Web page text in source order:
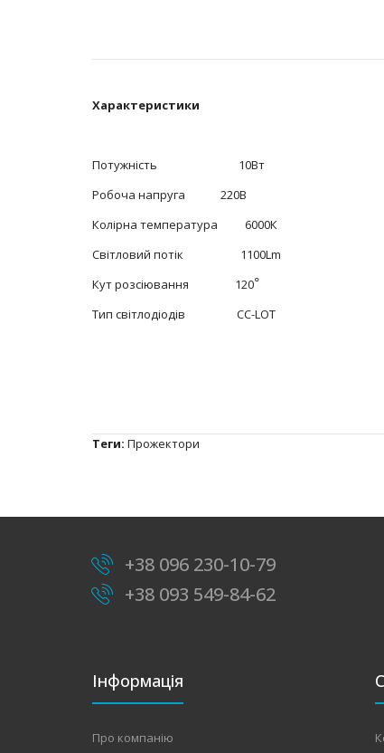
Характеристики
Потужність 10Вт
Робоча напруга 220В
Колірна температура 6000К
Світловий потік 1100Lm
Кут розсіювання 120°
Тип світлодіодів CC-LOT
Теги: Прожектори
+38 096 230-10-79
+38 093 549-84-62
Інформація
Про компанію